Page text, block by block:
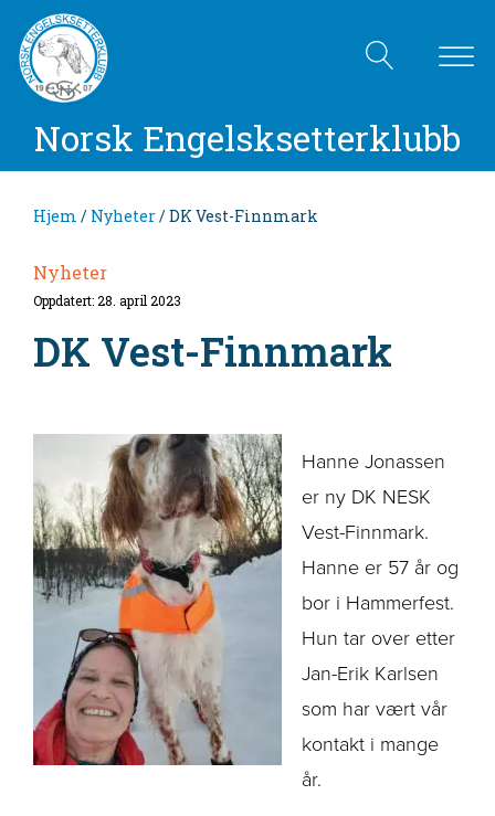
Norsk Engelsksetterklubb
Hjem / Nyheter/ DK Vest-Finnmark
Nyheter
Oppdatert: 28. april 2023
DK Vest-Finnmark
Hanne Jonassen
er ny DK NESK
Vest-Finnmark.
Hanne er 57 år og
bor i Hammerfest.
Hun tar over etter
Jan-Erik Karlsen
som har vært vår
kontakt i mange
år.